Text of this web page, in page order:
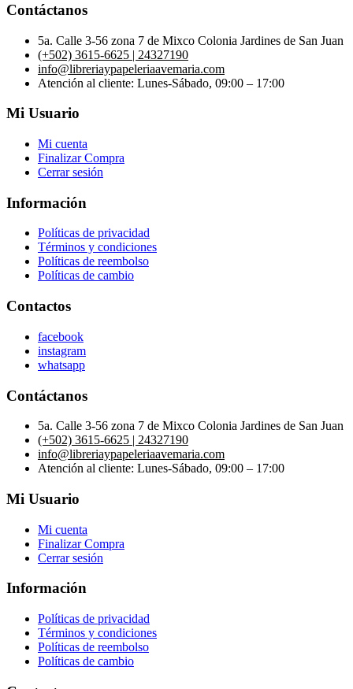
Contáctanos
5a. Calle 3-56 zona 7 de Mixco Colonia Jardines de San Juan
(+502) 3615-6625 | 24327190
info@libreriaypapeleriaavemaria.com
Atención al cliente: Lunes-Sábado, 09:00 – 17:00
Mi Usuario
Mi cuenta
Finalizar Compra
Cerrar sesión
Información
Políticas de privacidad
Términos y condiciones
Políticas de reembolso
Políticas de cambio
Contactos
facebook
instagram
whatsapp
Contáctanos
5a. Calle 3-56 zona 7 de Mixco Colonia Jardines de San Juan
(+502) 3615-6625 | 24327190
info@libreriaypapeleriaavemaria.com
Atención al cliente: Lunes-Sábado, 09:00 – 17:00
Mi Usuario
Mi cuenta
Finalizar Compra
Cerrar sesión
Información
Políticas de privacidad
Términos y condiciones
Políticas de reembolso
Políticas de cambio